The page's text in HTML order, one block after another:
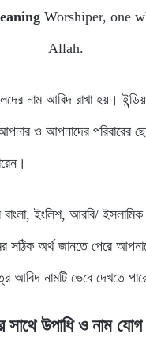
Worshiper, one
Allah.
নাম আবিদ রাখা হয়।
ও আপনাদের পরিবারের
ইংলিশ, আরবি/ ইসলামিক
সঠিক অর্থ জানতে পেরে
আবিদ নামটি ভেবে দেখতে
সাথেউপাধিও নাম যোগ